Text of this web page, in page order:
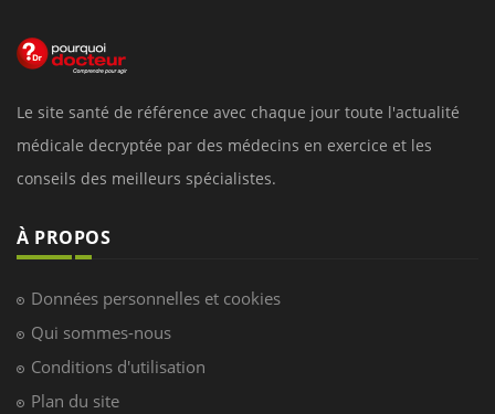
Le site santé de référence avec chaque jour toute l'actualité
médicale decryptée par des médecins en exercice et les
conseils des meilleurs spécialistes.
À PROPOS
Données personnelles et cookies
Qui sommes-nous
Conditions d'utilisation
Plan du site